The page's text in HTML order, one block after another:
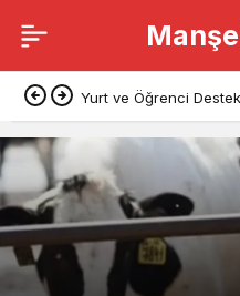
Yurt ve Öğrenci
Başkanlığı’ndan